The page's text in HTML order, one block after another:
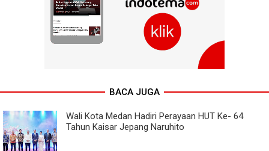
BACA JUGA
Wali Kota Medan Hadiri Perayaan HUT Ke- 64
Tahun Kaisar Jepang Naruhito